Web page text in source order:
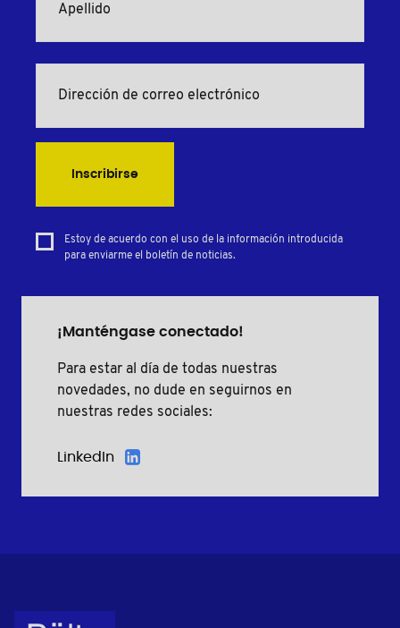
Inscribirse
Estoy de acuerdo con el uso de la información introducida
para enviarme el boletín de noticias.
¡Manténgase conectado!
Para estar al día de todas nuestras
novedades, no dude en seguirnos en
nuestras redes sociales:
LinkedIn